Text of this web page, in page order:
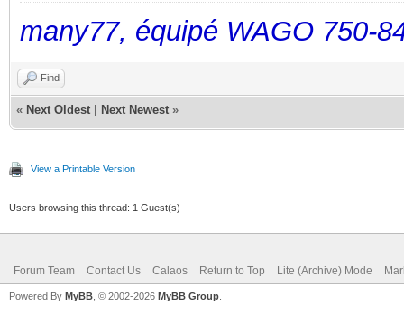
many77, équipé WAGO 750-
Find
« Next Oldest Next Newest »
View a Printable Version
Users browsing this thread: 1 Guest(s)
Forum Team Contact Us Calaos Return to Top Lite (Archive) Mode
Powered By MyBB , © 2002-2026 MyBB Group